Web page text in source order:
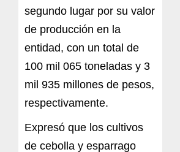
segundo lugar por su valor
de producción en la
entidad, con un total de
100 mil 065 toneladas y 3
mil 935 millones de pesos,
respectivamente.
Expresó que los cultivos
de cebolla y esparrago